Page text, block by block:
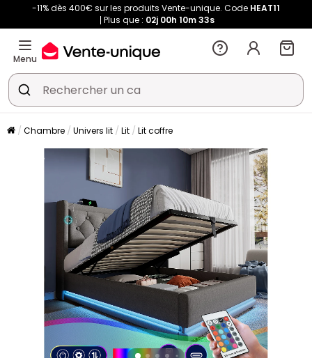
-11% dès 400€ sur les produits Vente-unique. Code HEAT11
Plus que : 02j 00h 10m 32s
Menu
Chambre Univers lit Lit Lit coffre